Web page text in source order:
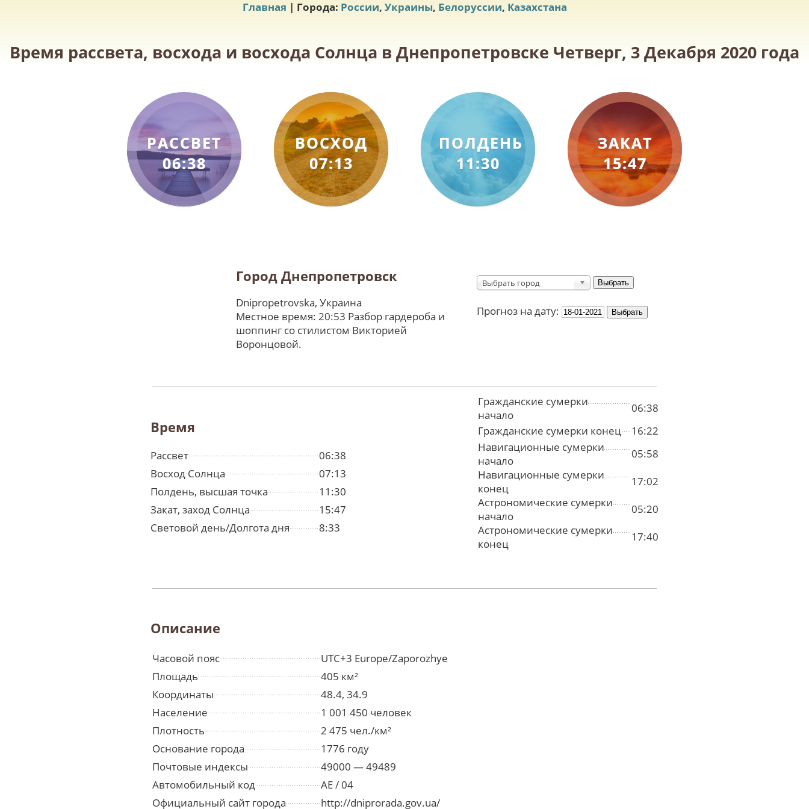
Главная | Города: России, Украины, Белоруссии, Казахстана
Время рассвета, восхода и восхода Солнца в Днепропетровске Четверг, 3 Декабря 2020 года
РАССВЕТ
06:38
ВОСХОД
07:13
ПОЛДЕНЬ
11:30
ЗАКАТ
15:47
Город Днепропетровск
Dnipropetrovska, Украина
Местное время: 20:53 Разбор гардероба и
шоппинг со стилистом Викторией
Воронцовой.
Выбрать город
Прогноз на дату:
Время
Рассвет
06:38
Восход Солнца
07:13
Полдень, высшая точка
11:30
Закат, заход Солнца
15:47
Световой день/Долгота дня
8:33
Гражданские сумерки
начало
06:38
Гражданские сумерки конец
16:22
Навигационные сумерки
начало
05:58
Навигационные сумерки
конец
17:02
Астрономические сумерки
начало
05:20
Астрономические сумерки
конец
17:40
Описание
Часовой пояс
UTC+3 Europe/Zaporozhye
Площадь
405 км²
Координаты
48.4, 34.9
Население
1 001 450 человек
Плотность
2 475 чел./км²
Основание города
1776 году
Почтовые индексы
49000 — 49489
Автомобильный код
AE / 04
Официальный сайт города
http://dniprorada.gov.ua/